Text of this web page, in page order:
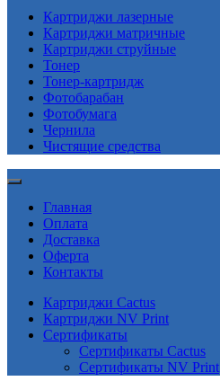
Картриджи лазерные
Картриджи матричные
Картриджи струйные
Тонер
Тонер-картридж
Фотобарабан
Фотобумага
Чернила
Чистящие средства
Главная
Оплата
Доставка
Оферта
Контакты
Картриджи Cactus
Картриджи NV Print
Сертификаты
Сертификаты Cactus
Сертификаты NV Print